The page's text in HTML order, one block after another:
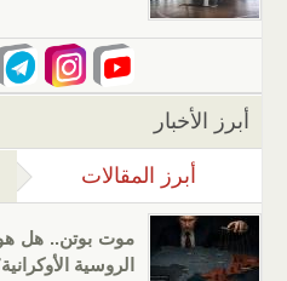
أبرز الأخبار
أبرز المقالات (علامة
موت بوتن.. هل هو
الروسية